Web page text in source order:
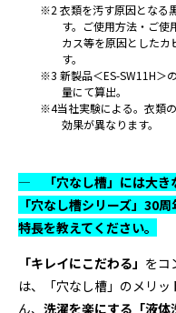
※2 衣類を汚す原因となる
す。ご使用方法・ご使
カス等を原因としたカ
す。
※3 新製品＜ES-SW11H＞
量にて算出。
※4当社実験による。衣類
効果が異なります。
― 「穴なし槽」には大き
「穴なし槽シリーズ」30
特長を教えてください。
「キレイにこだわる」 をコ
は、「穴なし槽」のメリ
ん、 洗濯を楽にする「液